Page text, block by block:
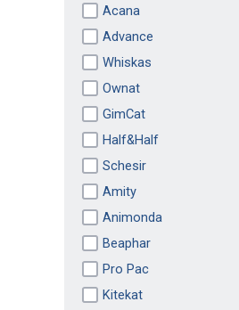
Acana
Advance
Whiskas
Ownat
GimCat
Half&Half
Schesir
Amity
Animonda
Beaphar
Pro Pac
Kitekat